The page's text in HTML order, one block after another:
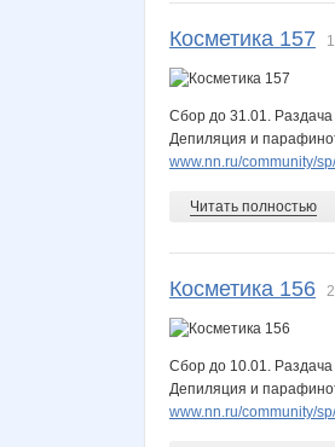
Косметика 157
Сбор до 31.01. Раздача
Депиляция и
www.nn.ru/community/
Читать полностью
Косметика 156
Сбор до 10.01. Раздача
Депиляция и
www.nn.ru/community/